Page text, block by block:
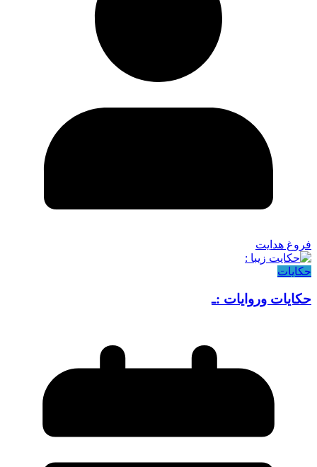
فروغ هدایت
حکایات
حکایات وروایات :ـ